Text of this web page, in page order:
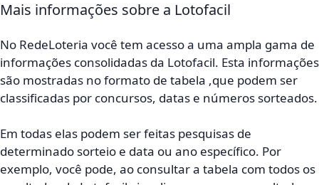
Mais informações sobre a Lotofacil
No RedeLoteria você tem acesso a uma ampla gama de
informações consolidadas da Lotofacil. Esta informações
são mostradas no formato de tabela ,que podem ser
classificadas por concursos, datas e números sorteados.
Em todas elas podem ser feitas pesquisas de
determinado sorteio e data ou ano específico. Por
exemplo, você pode, ao consultar a tabela com todos os